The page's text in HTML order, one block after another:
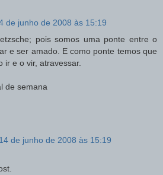
de junho de 2008 às 15:19
pois somos uma ponte entre o
e ser amado. E como ponte temos que
ir e o vir, atravessar.
de semana
14 de junho de 2008 às 15:19